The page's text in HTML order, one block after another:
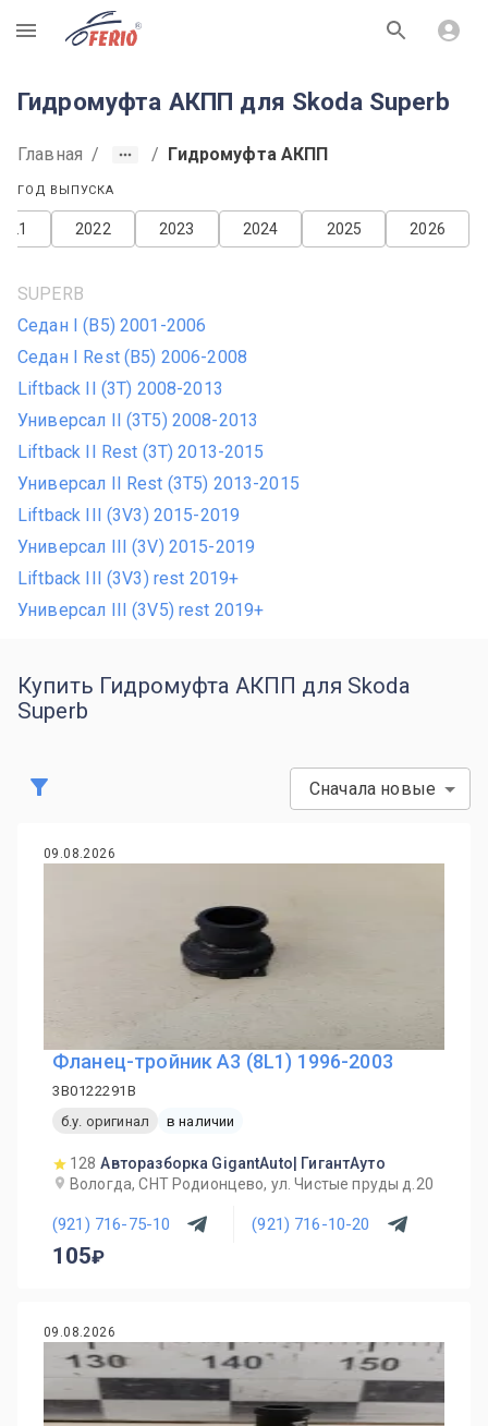
R
Гидромуфта АКПП для Skoda Superb
Главная / / Гидромуфта АКПП
ГОД ВЫПУСКА
2026
2025
2024
2023
2022
SUPERB
Седан I (B5) 2001-2006
Седан I Rest (B5) 2006-2008
Liftback II (3T) 2008-2013
Универсал II (3T5) 2008-2013
Liftback II Rest (3T) 2013-2015
Универсал II Rest (3T5) 2013-2015
Liftback III (3V3) 2015-2019
Универсал III (3V) 2015-2019
Liftback III (3V3) rest 2019+
Универсал III (3V5) rest 2019+
Купить Гидромуфта АКПП для Skoda
Superb
Сначала новые
09.08.2026
Фланец-тройник A3 (8L1) 1996-2003
3B0122291B
б.у. оригинал
в наличии
128 Авторазборка GigantAuto| ГигантАуто
Вологда, СНТ Родионцево, ул. Чистые пруды д.20
(921) 716-75-10 (921) 716-10-20
105
09.08.2026